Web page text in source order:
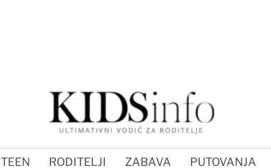
TEEN RODITELJI ZABAVA PUTOVANJA